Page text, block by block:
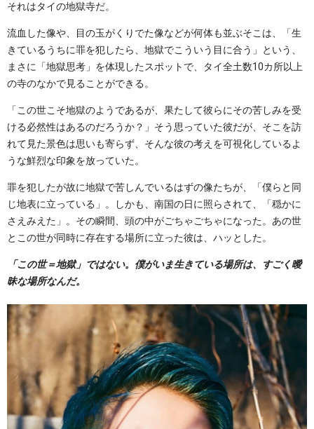
それはタイの地獄寺だ。
流血した像や、目の玉がくりでた像などが何体も並ぶそこは、「生
きているうちに罪を犯したら、地獄でこういう目に合う」という、
まさに「地獄思考」を体現したスポットで、タイ全土数10カ所以上
の寺のなかで見ることができる。
「この世こそ地獄のようであるが、果たして彼らにその苦しみを受
ける必然性はあるのだろうか？」そう思っていた彼だが、そこを訪
れて見た景色は思いも寄らず、そんな彼の考えを可視化しているよ
うな鮮烈な印象を放っていた。
罪を犯したが故に地獄で苦しんでいるはずの像たちが、「僕らと同
じ地表に立っている」。しかも、南国の日に照らされて、「穏かに
さえみえた」。その瞬間、頭の中がごちゃごちゃになった。あの世
とこの世が同時に存在する場所に立った彼は、ハッとした。
「この世＝地獄」ではない。僕がいま生きている場所は、すごく曖
昧な場所なんだ。